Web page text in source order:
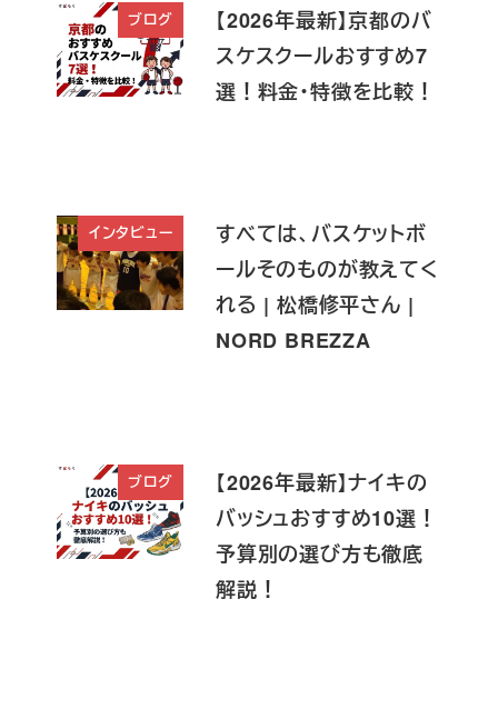
ブログ
【2026年最新】京都のバ
スケスクールおすすめ7
選！料金・特徴を比較！
インタビュー
すべては、バスケットボ
ールそのものが教えてく
れる | 松橋修平さん |
NORD BREZZA
ブログ
【2026年最新】ナイキの
バッシュおすすめ10選！
予算別の選び方も徹底
解説！